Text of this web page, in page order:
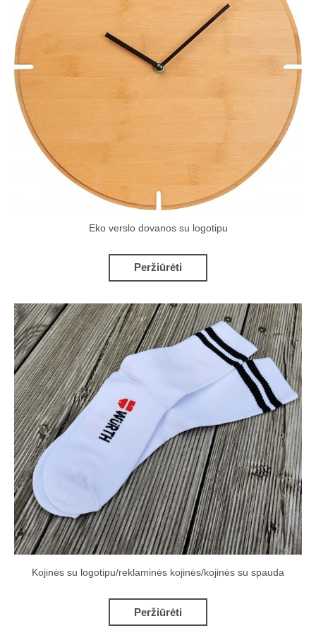
Eko verslo dovanos su logotipu
Peržiūrėti
Kojinės su logotipu/reklaminės kojinės/kojinės su spauda
Peržiūrėti